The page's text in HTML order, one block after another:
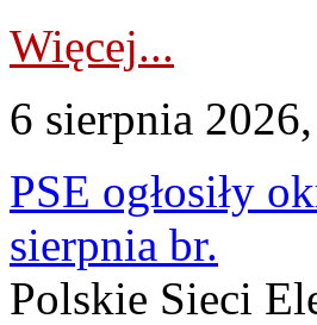
Więcej...
6 sierpnia
PSE ogłosiły
sierpnia br.
Polskie Sieci